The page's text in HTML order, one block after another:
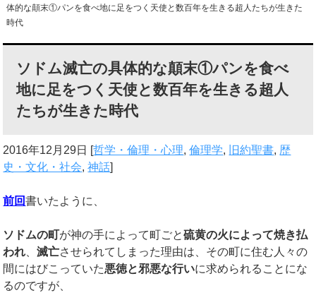
体的な顛末①パンを食べ地に足をつく天使と数百年を生きる超人たちが生きた
時代
ソドム滅亡の具体的な顛末①パンを食べ
地に足をつく天使と数百年を生きる超人
たちが生きた時代
2016年12月29日 [哲学・倫理・心理,倫理学, 旧約聖書, 歴
史・文化・社会,神話]
前回書いたように、
ソドムの町が神の手によって町ごと硫黄の火によって焼き払
われ 、滅亡させられてしまった理由は、その町に住む人々の
間にはびこっていた悪徳と邪悪な行いに求められることにな
るのですが、